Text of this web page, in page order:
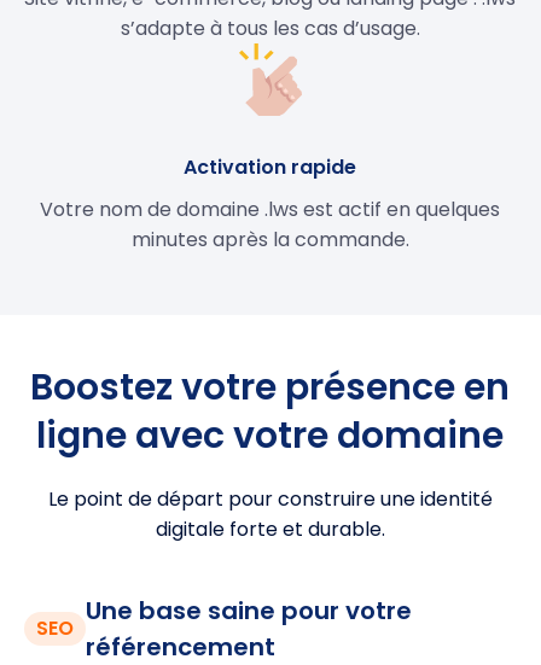
s’adapte à tous les cas d’usage.
Activation rapide
Votre nom de domaine .lws est actif en quelques
minutes après la commande.
Boostez votre présence en
ligne avec votre domaine
Le point de départ pour construire une identité
digitale forte et durable.
SEO
Une base saine pour votre
référencement